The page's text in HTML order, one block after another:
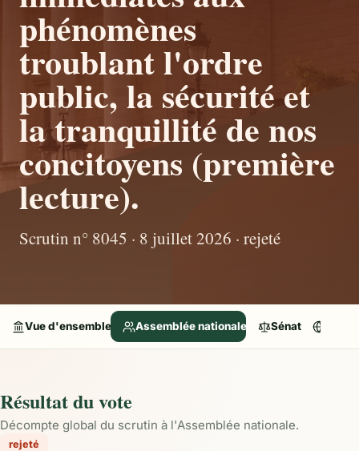
phénomènes
troublant l'ordre
public, la sécurité et
la tranquillité de nos
concitoyens (première
lecture).
Scrutin n° 8045 · 8 juillet 2026 · rejeté
Vue d'ensemble Assemblée nationale Sénat
Résultat du vote
Décompte global du scrutin à l'Assemblée nationale.
rejeté